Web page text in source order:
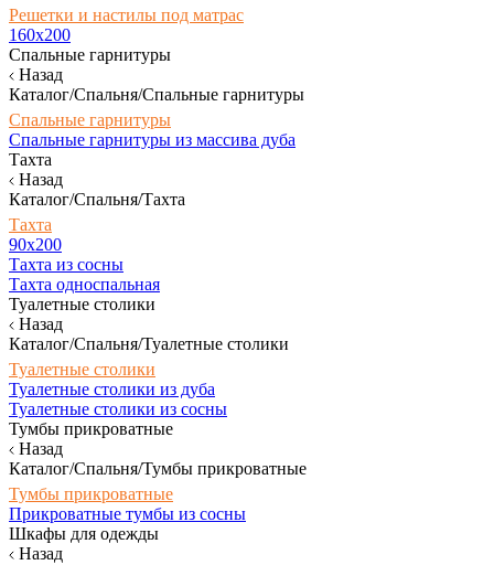
Решетки и настилы под матрас
160х200
Спальные гарнитуры
Назад
Каталог/Спальня/Спальные гарнитуры
Спальные гарнитуры
Спальные гарнитуры из массива дуба
Тахта
Назад
Каталог/Спальня/Тахта
Тахта
90х200
Тахта из сосны
Тахта односпальная
Туалетные столики
Назад
Каталог/Спальня/Туалетные столики
Туалетные столики
Туалетные столики из дуба
Туалетные столики из сосны
Тумбы прикроватные
Назад
Каталог/Спальня/Тумбы прикроватные
Тумбы прикроватные
Прикроватные тумбы из сосны
Шкафы для одежды
Назад